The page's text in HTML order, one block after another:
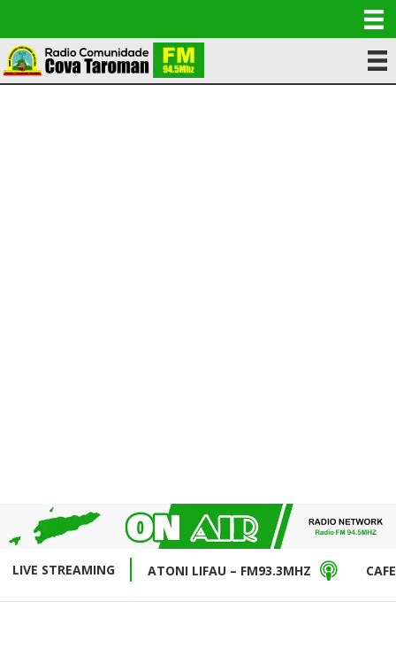
LIVE STREAMING ATONI LIFAU – FM93.3MHZ